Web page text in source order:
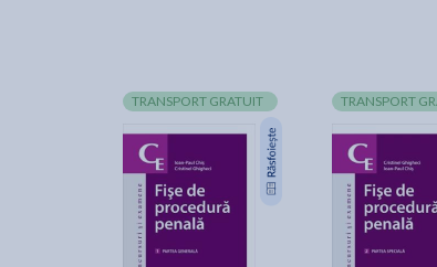
TRANSPORT GRATUIT TRANSPORT